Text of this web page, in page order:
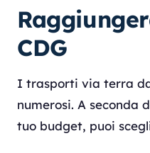
CDG
I trasporti via terra
numerosi. A seconda
tuo budget, puoi